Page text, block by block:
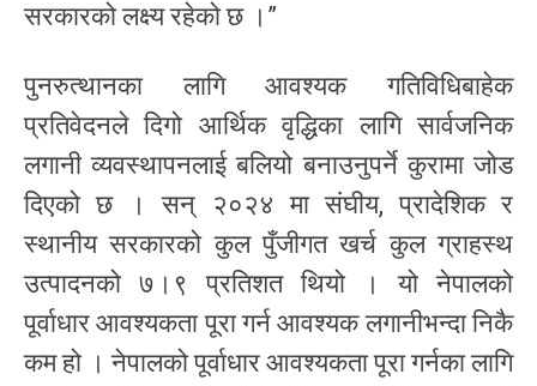
सरकारको लक्ष्य रहेको छ ।”
पुनरुत्थानका लागि आवश्यक गतिविधिबाहेक
प्रतिवेदनले दिगो आर्थिक वृद्धिका लागि सार्वजनिक
लगानी व्यवस्थापनलाई बलियो बनाउनुपर्ने कुरामा जोड
दिएको छ । सन् २०२४ मा संघीय, प्रादेशिक र
स्थानीय सरकारको कुल पुँजीगत खर्च कुल ग्राहस्थ
उत्पादनको ७।९ प्रतिशत थियो । यो नेपालको
पूर्वाधार आवश्यकता पूरा गर्न आवश्यक लगानीभन्दा निकै
कम हो । नेपालको पूर्वाधार आवश्यकता पूरा गर्नका लागि